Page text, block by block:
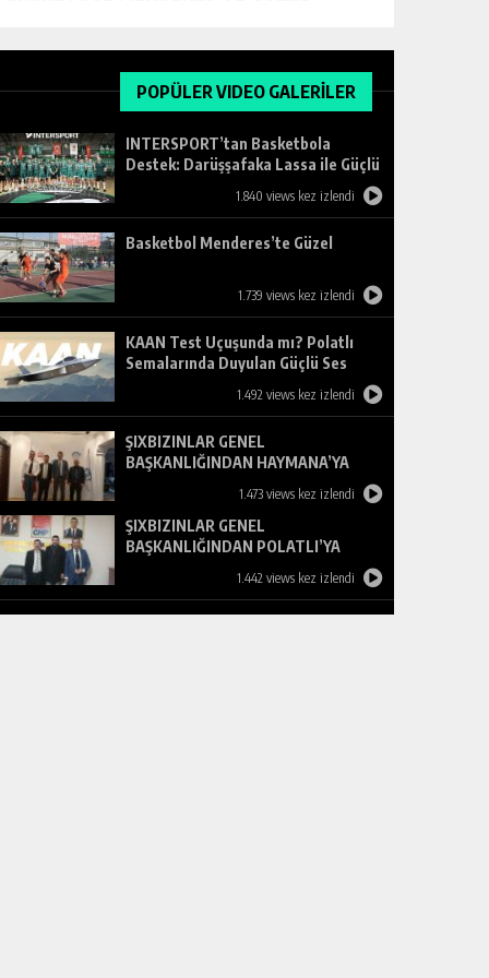
POPÜLER VIDEO GALERİLER
INTERSPORT’tan Basketbola
Destek: Darüşşafaka Lassa ile Güçlü
1.840 views kez izlendi
Basketbol Menderes’te Güzel
1.739 views kez izlendi
KAAN Test Uçuşunda mı? Polatlı
Semalarında Duyulan Güçlü Ses
1.492 views kez izlendi
ŞIXBIZINLAR GENEL
BAŞKANLIĞINDAN HAYMANA’YA
1.473 views kez izlendi
ŞIXBIZINLAR GENEL
BAŞKANLIĞINDAN POLATLI’YA
1.442 views kez izlendi